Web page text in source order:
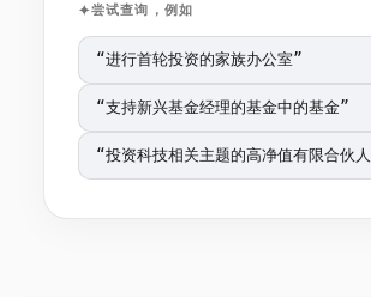
尝试查询，例如
“进行首轮投资的家族办公室”
“支持新兴基金经理的基金中的基金”
“投资科技相关主题的高净值有限合伙人